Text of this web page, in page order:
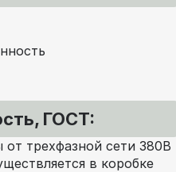
ГОСТ:
от трехфазной сети 380В
в коробке